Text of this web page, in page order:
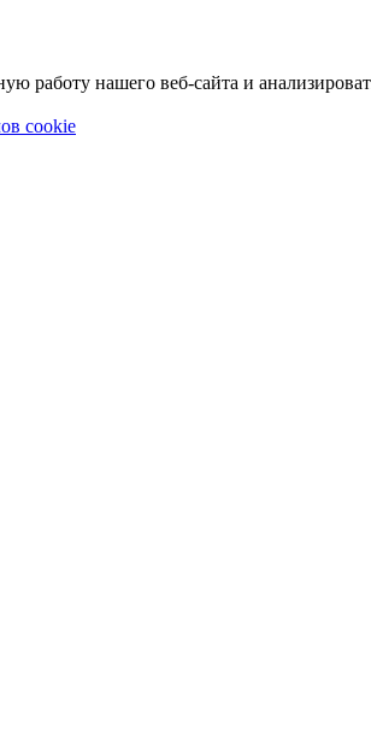
работу нашего веб-сайта и
cookie